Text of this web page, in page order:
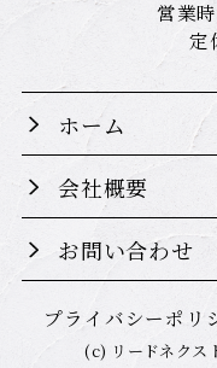
営業
定
ホーム
会社概要
お問い合わせ
プライバシーポリ
(c) リードネク